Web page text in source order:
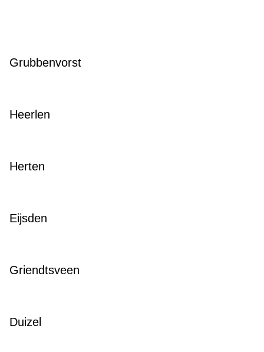
Grubbenvorst
Heerlen
Herten
Eijsden
Griendtsveen
Duizel